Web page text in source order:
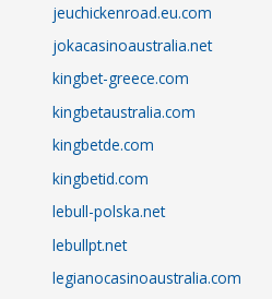
jeuchickenroad.eu.com
jokacasinoaustralia.net
kingbet-greece.com
kingbetaustralia.com
kingbetde.com
kingbetid.com
lebull-polska.net
lebullpt.net
legianocasinoaustralia.com